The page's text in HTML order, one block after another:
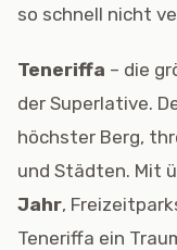
so schnell nicht
Teneriffa – die
der Superlative.
höchster Berg,
und Städten. Mit
Jahr,
Teneriffa ein